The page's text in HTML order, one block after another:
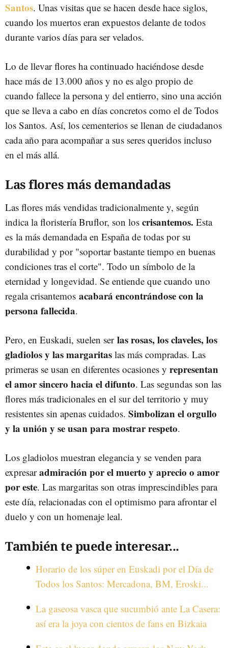
Santos. Unas visitas que se hacen desde hace siglos,
cuando los muertos eran expuestos delante de todos
durante varios días para ser velados.
Lo de llevar flores ha continuado haciéndose desde
hace más de 13.000 años y no es algo propio de
cuando fallece la persona y del entierro, sino una acción
que se lleva a cabo en días concretos como el de Todos
los Santos. Así, los cementerios se llenan de ciudadanos
cada año para acompañar a sus seres queridos incluso
en el más allá.
Las flores más demandadas
Las flores más vendidas tradicionalmente y, según
indica la floristería Bruflor, son los crisantemos. Esta
es la más demandada en España de todas por su
durabilidad y por "soportar bastante tiempo en buenas
condiciones tras el corte". Todo un símbolo de la
eternidad y longevidad. Se entiende que cuando uno
regala crisantemos acabará encontrándose con la
persona fallecida.
Pero, en Euskadi, suelen ser las rosas, los claveles, los
gladiolos y las margaritas las más compradas. Las
primeras se usan en diferentes ocasiones y representan
el amor sincero hacia el difunto. Las segundas son las
flores más tradicionales en el sur del territorio y muy
resistentes sin apenas cuidados. Simbolizan el orgullo
y la unión y se usan para mostrar respeto.
Los gladiolos muestran elegancia y se venden para
expresaradmiración por el muerto y aprecio o amor
por este. Las margaritas son otras imprescindibles para
este día, relacionadas con el optimismo para afrontar el
duelo y con un homenaje leal.
También te puede interesar...
Horario de los súper en Euskadi por el Día de
Todos los Santos: Mercadona, BM, Eroski...
La gaseosa vasca que sucumbió ante La Casera:
así era la joya con cientos de fans en Bizkaia